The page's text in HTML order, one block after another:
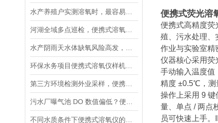
便携式荧光溶
便携式高精度荧
殖、污水处理、
作业与实验室精
仪器核心采用荧
手动输入温度值
精度 ±0.5℃，测
操作上采用 9
量、单点 / 两点
员可快速上手